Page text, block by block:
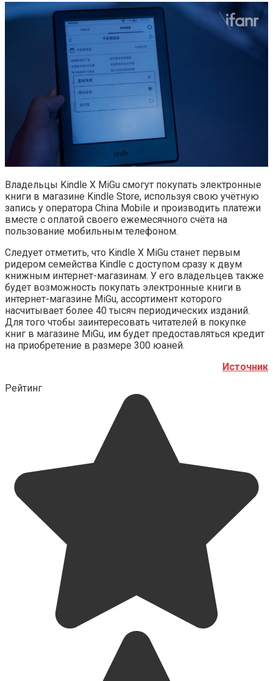
Владельцы Kindle X MiGu смогут покупать электронные
книги в магазине Kindle Store, используя свою учётную
запись у оператора China Mobile и производить платежи
вместе с оплатой своего ежемесячного счёта на
пользование мобильным телефоном.
Следует отметить, что Kindle X MiGu станет первым
ридером семейства Kindle с доступом сразу к двум
книжным интернет-магазинам. У его владельцев также
будет возможность покупать электронные книги в
интернет-магазине MiGu, ассортимент которого
насчитывает более 40 тысяч периодических изданий.
Для того чтобы заинтересовать читателей в покупке
книг в магазине MiGu, им будет предоставляться кредит
на приобретение в размере 300 юаней.
Источник
Рейтинг